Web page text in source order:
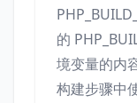
的
境变量的内
构建步骤中